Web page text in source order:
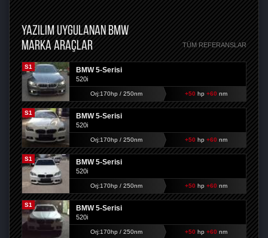
YAZILIM UYGULANAN BMW
MARKA ARAÇLAR
TÜM REFERANSLAR
S1 BMW 5-Serisi
520i
Orj:170hp / 250nm +50 hp +60 nm
S1 BMW 5-Serisi
520i
Orj:170hp / 250nm +50 hp +60 nm
S1 BMW 5-Serisi
520i
Orj:170hp / 250nm +50 hp +60 nm
S1 BMW 5-Serisi
520i
Orj:170hp / 250nm +50 hp +60 nm